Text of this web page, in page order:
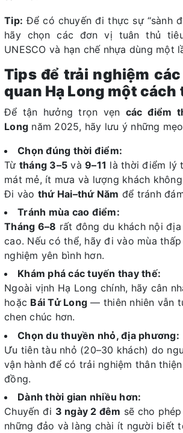
Tip: Để có chuyến đi thực sự “sành
hãy chọn các đơn vị tuân thủ
UNESCO và hạn chế nhựa dùng một
Tips để trải nghiệm
quan Hạ Long một cách
Để tận hưởng trọn vẹn các điểm
Long năm 2025, hãy lưu ý những
Chọn đúng thời điểm:
Từ tháng 3–5 và 9–11 là thời điểm lý
mát mẻ, ít mưa và lượng khách
Đi vào thứ Hai–thứ Năm để tránh
Tránh mùa cao điểm:
Tháng 6–8 rất đông du khách nội
cao. Nếu có thể, hãy đi vào mùa
nghiệm yên bình hơn.
Khám phá các tuyến thay thế:
Ngoài vịnh Hạ Long chính, hãy cân
hoặc Bái Tử Long — thiên nhiên vẫn
chen chúc hơn.
Chọn du thuyền nhỏ, địa phương:
Ưu tiên tàu nhỏ (20–30 khách) do
vận hành để có trải nghiệm thân
đồng.
Dành thời gian nhiều hơn:
Chuyến đi 3 ngày 2 đêm sẽ cho
những đảo và làng chài ít người biết